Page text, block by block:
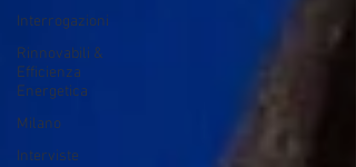
Interrogazioni
Rinnovabili &
Efficienza
Energetica
Milano
Interviste